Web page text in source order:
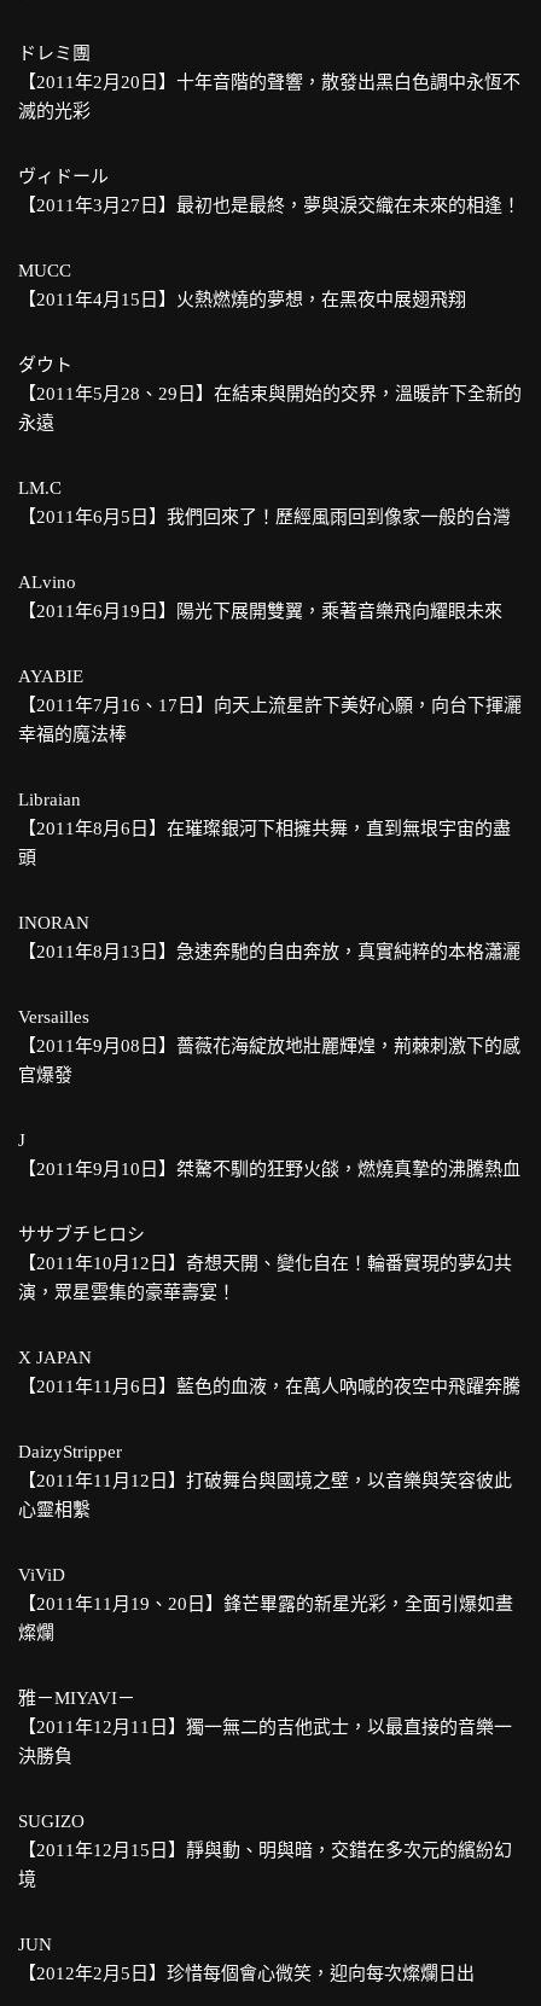
ドレミ團
【2011年2月20日】十年音階的聲響，散發出黑白色調中永恆不
滅的光彩
ヴィドール
【2011年3月27日】最初也是最終，夢與淚交織在未來的相逢！
MUCC
【2011年4月15日】火熱燃燒的夢想，在黑夜中展翅飛翔
ダウト
【2011年5月28、29日】在結束與開始的交界，溫暖許下全新的
永遠
LM.C
【2011年6月5日】我們回來了！歷經風雨回到像家一般的台灣
ALvino
【2011年6月19日】陽光下展開雙翼，乘著音樂飛向耀眼未來
AYABIE
【2011年7月16、17日】向天上流星許下美好心願，向台下揮灑
幸福的魔法棒
Libraian
【2011年8月6日】在璀璨銀河下相擁共舞，直到無垠宇宙的盡
頭
INORAN
【2011年8月13日】急速奔馳的自由奔放，真實純粹的本格瀟灑
Versailles
【2011年9月08日】薔薇花海綻放地壯麗輝煌，荊棘刺激下的感
官爆發
J
【2011年9月10日】桀驁不馴的狂野火燄，燃燒真摯的沸騰熱血
ササブチヒロシ
【2011年10月12日】奇想天開、變化自在！輪番實現的夢幻共
演，眾星雲集的豪華壽宴！
X JAPAN
【2011年11月6日】藍色的血液，在萬人吶喊的夜空中飛躍奔騰
DaizyStripper
【2011年11月12日】打破舞台與國境之壁，以音樂與笑容彼此
心靈相繫
ViViD
【2011年11月19、20日】鋒芒畢露的新星光彩，全面引爆如晝
燦爛
雅－MIYAVI－
【2011年12月11日】獨一無二的吉他武士，以最直接的音樂一
決勝負
SUGIZO
【2011年12月15日】靜與動、明與暗，交錯在多次元的繽紛幻
境
JUN
【2012年2月5日】珍惜每個會心微笑，迎向每次燦爛日出